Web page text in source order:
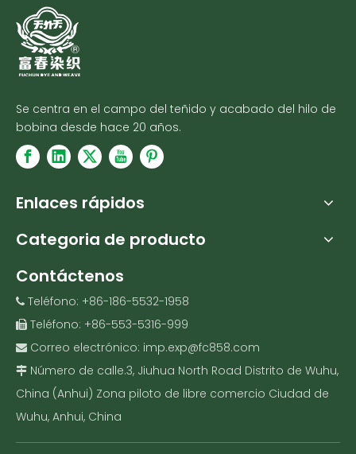
Se centra en el campo del teñido y acabado del hilo de
bobina desde hace 20 años.
Enlaces rápidos
Categoria de producto
Contáctenos
 Teléfono: +86-186-5532-1958
 Teléfono: +86-553-5316-999
 Correo electrónico: imp.exp@fc858.com
 Número de calle.3, Jiuhua North Road Distrito de Wuhu,
China (Anhui) Zona piloto de libre comercio Ciudad de
Wuhu, Anhui, China